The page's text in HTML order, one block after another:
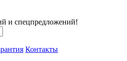
и спецпредложений!
Контакты